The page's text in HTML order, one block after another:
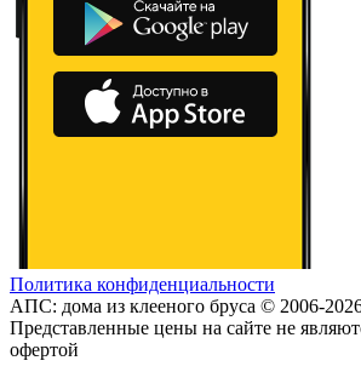
Политика конфиденциальности
АПС: дома из клееного бруса © 2006-
Представленные цены на сайте не
офертой